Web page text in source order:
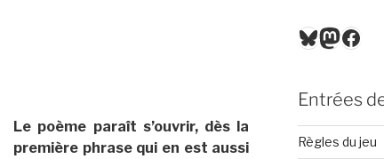
Le poème paraît s’ouvrir, dès la
première phrase qui en est aussi
Bluesky
Entrées
Règles du jeu